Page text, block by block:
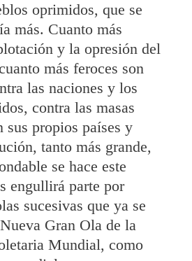
oprimidos, que se
más. Cuanto más
y la opresión del
más feroces son
las naciones y los
contra las masas
sus propios países y
tanto más grande,
se hace este
engullirá parte por
sucesivas que ya se
Gran Ola de la
Mundial, como